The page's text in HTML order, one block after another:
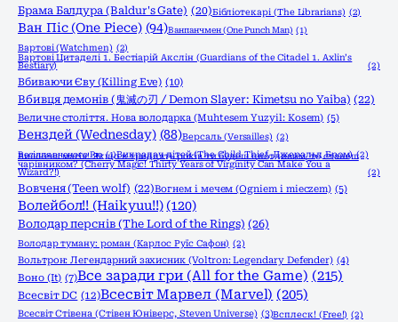
Брама Балдура (Baldur's Gate) (20)Бібліотекарі (The Librarians) (2)
Ван Піс (One Piece) (94)Ванпанчмен (One Punch Man) (1)
Вартові (Watchmen) (2)
Вартові Цитаделі 1. Бестіарій Акслін (Guardians of the Citadel 1. Axlin’s
Bestiary)
(2)
Вбиваючи Єву (Killing Eve) (10)
Вбивця демонів (鬼滅の刃 / Demon Slayer: Kimetsu no Yaiba) (22)
Величне століття. Нова володарка (Muhtesem Yuzyil: Kosem) (5)
Венздей (Wednesday) (88)Версаль (Versailles) (2)
Весілля вченого Рю (1)Викрадач дітей (The Child Thief, Джеральд Бром) (2)
Вишнева магія! Якщо в тридцять років ти будеш цнотливим, то станеш
чарівником? (Cherry Magic! Thirty Years of Virginity Can Make You a
Wizard?!)
(2)
Вовченя (Teen wolf) (22)Вогнем і мечем (Ogniem i mieczem) (5)
Волейбол!! (Haikyuu!!) (120)
Володар перснів (The Lord of the Rings) (26)
Володар туману: роман (Карлос Руїс Сафон) (2)
Вольтрон: Легендарний захисник (Voltron: Legendary Defender) (4)
Воно (It) (7)Все заради гри (All for the Game) (215)
Всесвіт DC (12)Всесвіт Марвел (Marvel) (205)
Всесвіт Стівена (Стівен Юніверс, Steven Universe) (3)Всплеск! (Free!) (2)